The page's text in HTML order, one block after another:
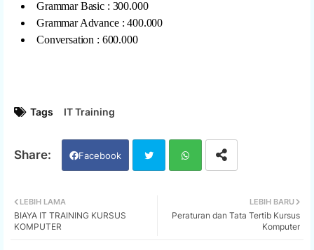
Grammar Basic : 300.000
Grammar Advance : 400.000
Conversation : 600.000
Tags IT Training
Facebook
ats
LEBIH BARU
Peraturan dan Tata Tertib Kursus
Komputer
LEBIH LAMA
BIAYA IT TRAINING KURSUS
KOMPUTER